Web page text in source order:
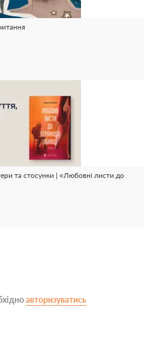
та стосунки | «Любовні листи до
авторизуватись